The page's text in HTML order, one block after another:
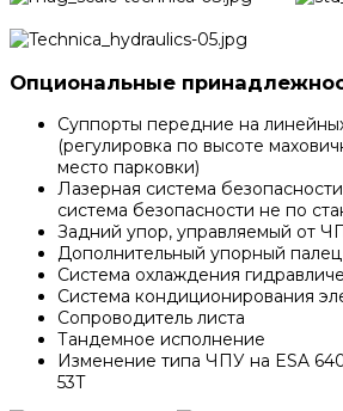
Опциональные
Суппорты передние на
(регулировка по высоте
место парковки)
Лазерная система
система безопасности не по
Задний упор, управляемый от
Дополнительный упорный
Система охлаждения
Система кондиционирования
Сопроводитель листа
Тандемное исполнение
Изменение типа ЧПУ на ESA
53Т